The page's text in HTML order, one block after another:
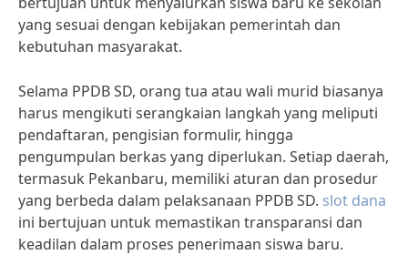
yang sesuai dengan kebijakan pemerintah dan
kebutuhan masyarakat.
Selama PPDB SD, orang tua atau wali murid biasanya
harus mengikuti serangkaian langkah yang meliputi
pendaftaran, pengisian formulir, hingga
pengumpulan berkas yang diperlukan. Setiap daerah,
termasuk Pekanbaru, memiliki aturan dan prosedur
yang berbeda dalam pelaksanaan PPDB SD. slot dana
ini bertujuan untuk memastikan transparansi dan
keadilan dalam proses penerimaan siswa baru.